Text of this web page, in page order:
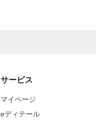
サービス
マイページ
eディテール